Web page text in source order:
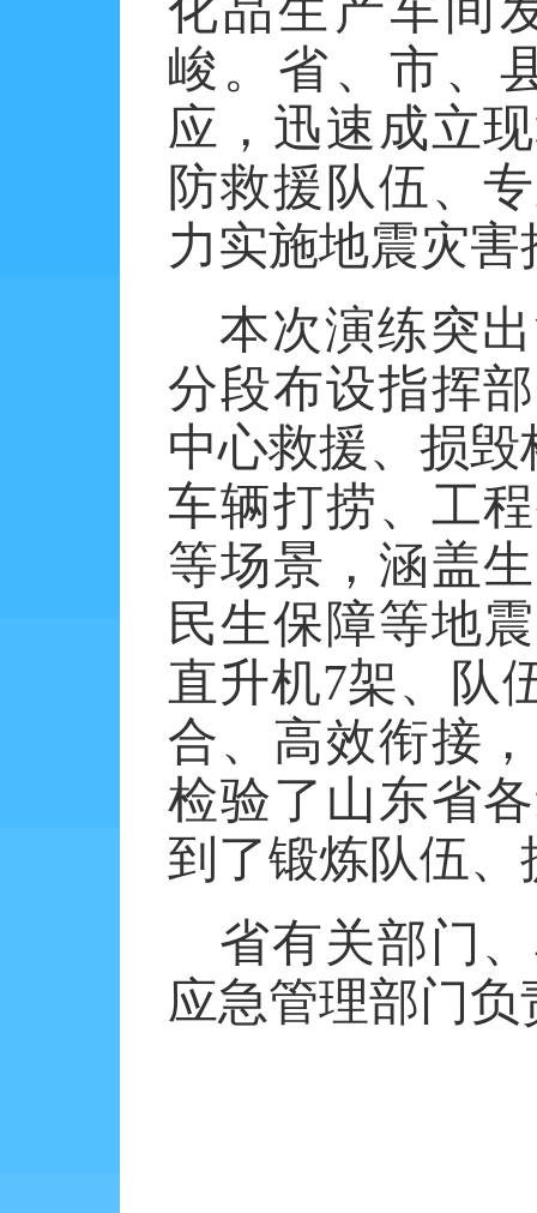
峻。省、市、
应，迅速成立
防救援队伍、
力实施地震灾
本次演练突
分段布设指挥
中心救援、损
车辆打捞、工
等场景，涵盖
民生保障等地
直升机7架、队
合、高效衔接
检验了山东省
到了锻炼队伍
省有关部门
应急管理部门